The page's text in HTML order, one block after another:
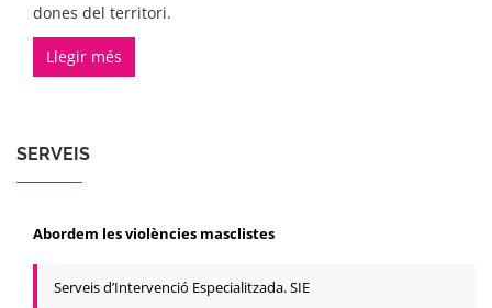
SERVEIS
Abordem les violències masclistes
Serveis d’Intervenció Especialitzada. SIE
dones del territori.
Llegir més